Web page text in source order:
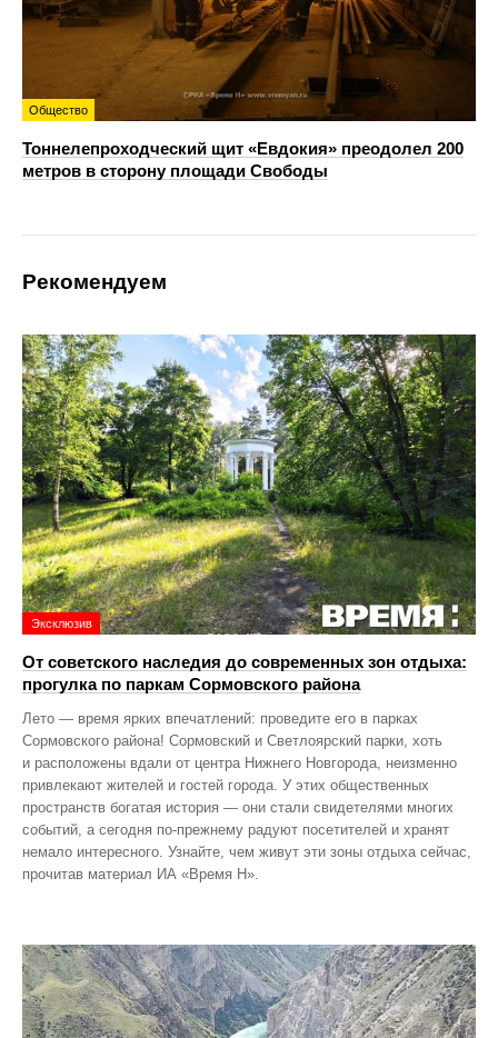
Общество
Тоннелепроходческий щит «Евдокия» преодолел 200
метров в сторону площади Свободы
Рекомендуем
Эксклюзив
От советского наследия до современных зон отдыха:
прогулка по паркам Сормовского района
Лето — время ярких впечатлений: проведите его в парках
Сормовского района! Сормовский и Светлоярский парки, хоть
и расположены вдали от центра Нижнего Новгорода, неизменно
привлекают жителей и гостей города. У этих общественных
пространств богатая история — они стали свидетелями многих
событий, а сегодня по‑прежнему радуют посетителей и хранят
немало интересного. Узнайте, чем живут эти зоны отдыха сейчас,
прочитав материал ИА «Время Н».